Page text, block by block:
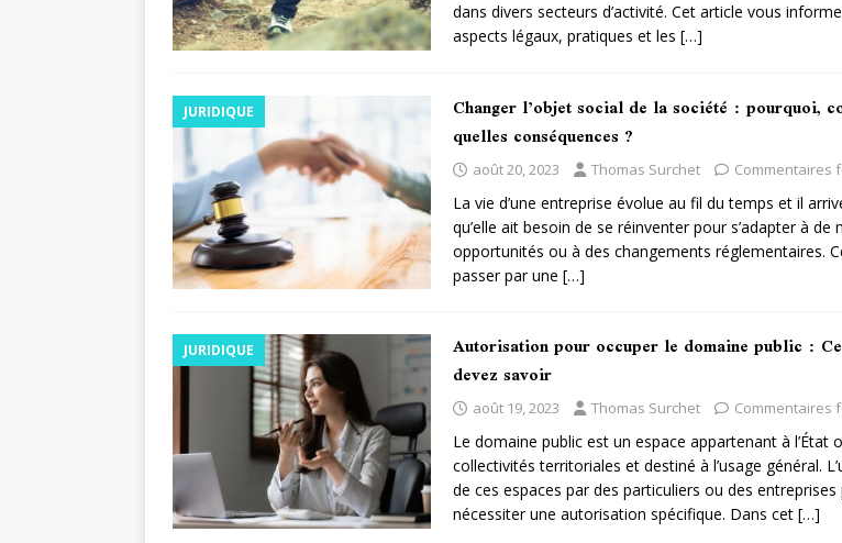
dans divers secteurs d’activité. Cet article vous
aspects légaux, pratiques et les […]
JURIDIQUE Changer l’objet social de la société : pourquoi,
quelles conséquences ?
août 20, 2023 Thomas Surchet Commentaires
La vie d’une entreprise évolue au fil du temps et il
qu’elle ait besoin de se réinventer pour s’adapter à de
opportunités ou à des changements réglementaires.
passer par une […]
JURIDIQUE Autorisation pour occuper le domaine public :
devez savoir
août 19, 2023 Thomas Surchet Commentaires
Le domaine public est un espace appartenant à l’État
collectivités territoriales et destiné à l’usage général.
de ces espaces par des particuliers ou des entreprises
nécessiter une autorisation spécifique. Dans cet […]